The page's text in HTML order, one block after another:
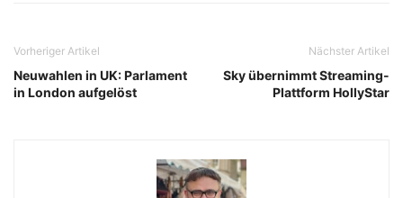
Vorheriger Artikel
Neuwahlen in UK: Parlament
in London aufgelöst
Nächster Artikel
Sky übernimmt Streaming-
Plattform HollyStar